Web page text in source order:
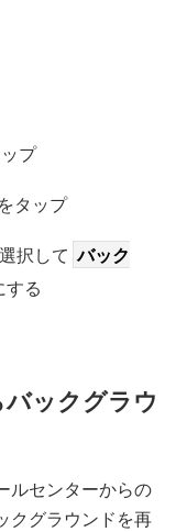
プ
をタップ
択して バック
する
ックグラウ
ルセンターからの
クグラウンドを再